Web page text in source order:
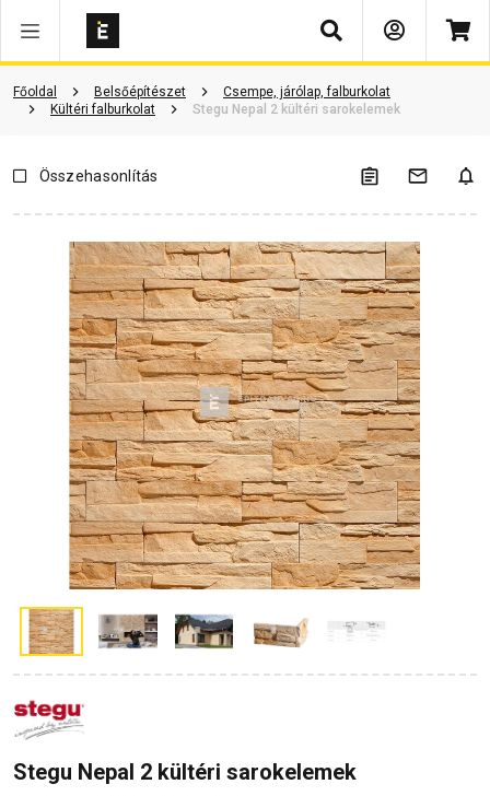
Keresés
Főoldal Belsőépítészet
Csempe, járólap, falburkolat
Kültéri falburkolat
Stegu Nepal 2 kültéri sarokelemek
Vásárlói vélemények Kérdések és válaszok Kapcsolódó cikkek
Összehasonlítás
Stegu Nepal 2 kültéri sarokelemek